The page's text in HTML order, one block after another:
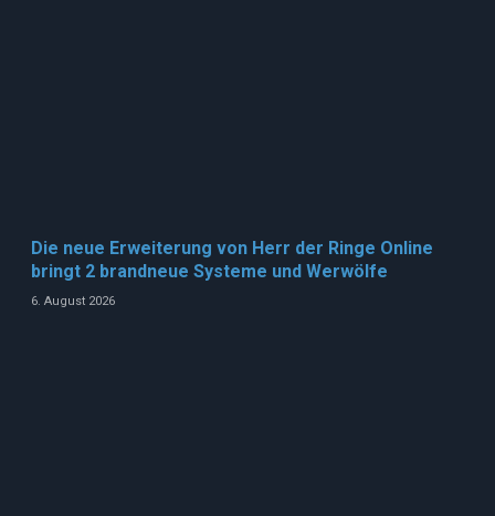
Die neue Erweiterung von Herr der Ringe Online
bringt 2 brandneue Systeme und Werwölfe
6. August 2026